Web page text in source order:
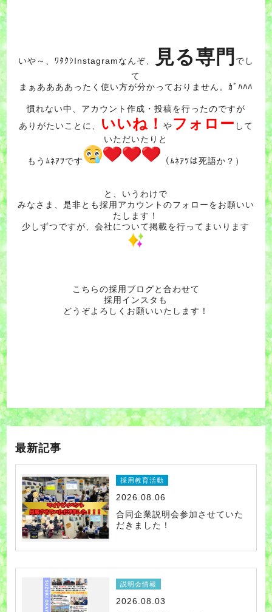
いや～、ﾜﾀｸｼInstagramなんぞ、 見る専門 でし
て
まぁああああったく使い方が分かっておりません。ｶﾞﾊﾊﾊ
慣れない中、アカウント作成・投稿を行ったのですが
ありがたいことに、
いいね！ やフォロー して
いただいたりと
もうﾑﾈｱﾂです （ﾑﾈｱﾂは死語か？）
と、いうわけで
みなさま、是非とも採用アカウントのフォローをお願いい
たします！
少しずつですが、会社について掲載を行ってまいります
こちらの採用ブログと合わせて
採用インスタも
どうぞよろしくお願いいたします！
最新記事
採用教育活動
2026.08.06
合同企業説明会参加させていた
だきました！
説明会情報
2026.08.03